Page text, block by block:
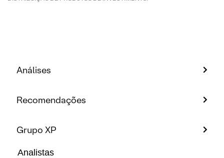
Análises
Recomendações
Grupo XP
Analistas